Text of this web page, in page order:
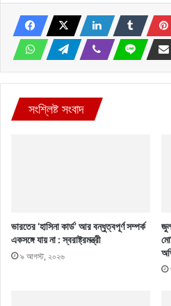
সংশ্লিষ্ট সংবাদ
ভারতের ‘হাসিনা কার্ড’ আর বন্ধুত্বপূর্ণ সম্পর্ক
একসঙ্গে যায় না : স্বরাষ্ট্রমন্ত্রী
৯ আগস্ট, ২০২৬